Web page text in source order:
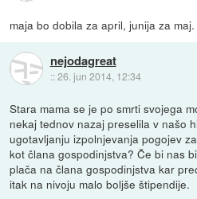
maja bo dobila za april, junija za maj.
nejodagreat
::26. jun 2014, 12:34
Stara mama se je po smrti svojega
nekaj tednov nazaj preselila v našo
ugotavljanju izpolnjevanja pogojev
kot člana gospodinjstva? Če bi nas
plača na člana gospodinjstva kar
itak na nivoju malo boljše štipendije.